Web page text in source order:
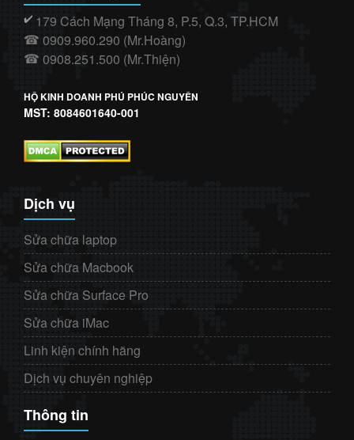
✔️ 179 Cách Mạng Tháng 8, P.5, Q.3, TP.HCM
☎ 0909.960.290 (Mr.Hoàng)
☎ 0908.251.500 (Mr.Thiện)
HỘ KINH DOANH PHÚ PHÚC NGUYÊN
MST: 8084601640-001
Dịch vụ
Sửa chữa laptop
Sửa chữa Macbook
Sửa chữa Surface Pro
Sửa chữa iMac
Linh kiện chính hãng
Dịch vụ chuyên nghiệp
Thông tin